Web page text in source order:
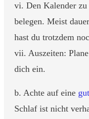
vi. Den Kalender
belegen. Meist
hast du trotzdem
vii. Auszeiten:
dich ein.
b. Achte auf eine
Schlaf ist nicht